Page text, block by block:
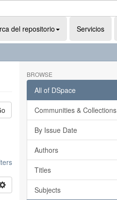
del repositorio Servicios
BROWSE
All of DSpace
Communities & Collections
By Issue Date
Authors
Titles
Subjects